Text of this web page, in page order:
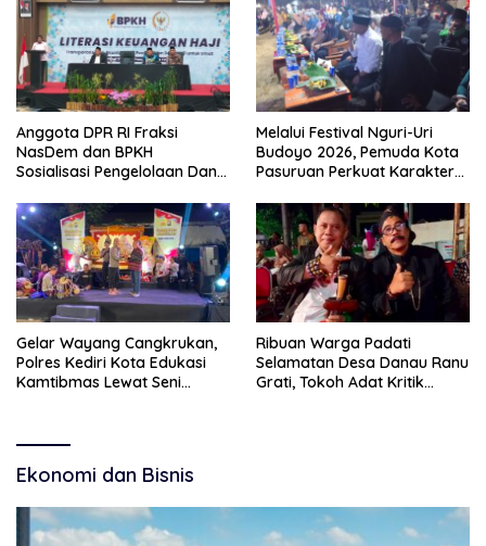
Anggota DPR RI Fraksi
NasDem dan BPKH
Sosialisasi Pengelolaan Dana
Melalui Festival Nguri-Uri
Budoyo 2026, Pemuda Kota
Pasuruan Perkuat Karakter
Narkoba
Gelar Wayang Cangkrukan,
Polres Kediri Kota Edukasi
Kamtibmas Lewat Seni
Ribuan Warga Padati
Selamatan Desa Danau Ranu
Grati, Tokoh Adat Kritik
Ekonomi dan Bisnis